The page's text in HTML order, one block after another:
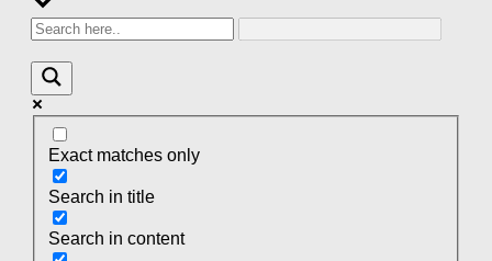
Exact matches only
Search in title
Search in content